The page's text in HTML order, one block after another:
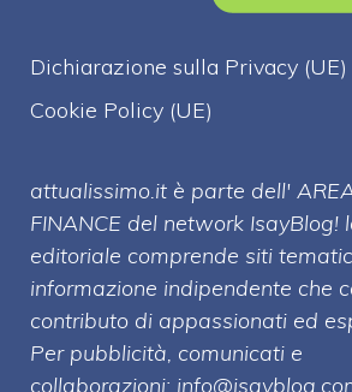
Dichiarazione sulla Privacy (UE)
Cookie Policy (UE)
attualissimo.it è parte dell'
FINANCE del network IsayBlog!
editoriale comprende siti
informazione indipendente che
contributo di appassionati ed
Per pubblicità, comunicati e
collaborazioni: